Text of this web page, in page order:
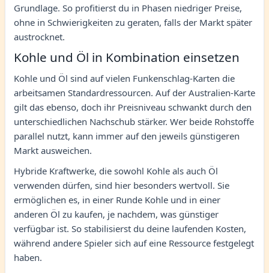
Grundlage. So profitierst du in Phasen niedriger Preise,
ohne in Schwierigkeiten zu geraten, falls der Markt später
austrocknet.
Kohle und Öl in Kombination einsetzen
Kohle und Öl sind auf vielen Funkenschlag-Karten die
arbeitsamen Standardressourcen. Auf der Australien-Karte
gilt das ebenso, doch ihr Preisniveau schwankt durch den
unterschiedlichen Nachschub stärker. Wer beide Rohstoffe
parallel nutzt, kann immer auf den jeweils günstigeren
Markt ausweichen.
Hybride Kraftwerke, die sowohl Kohle als auch Öl
verwenden dürfen, sind hier besonders wertvoll. Sie
ermöglichen es, in einer Runde Kohle und in einer
anderen Öl zu kaufen, je nachdem, was günstiger
verfügbar ist. So stabilisierst du deine laufenden Kosten,
während andere Spieler sich auf eine Ressource festgelegt
haben.